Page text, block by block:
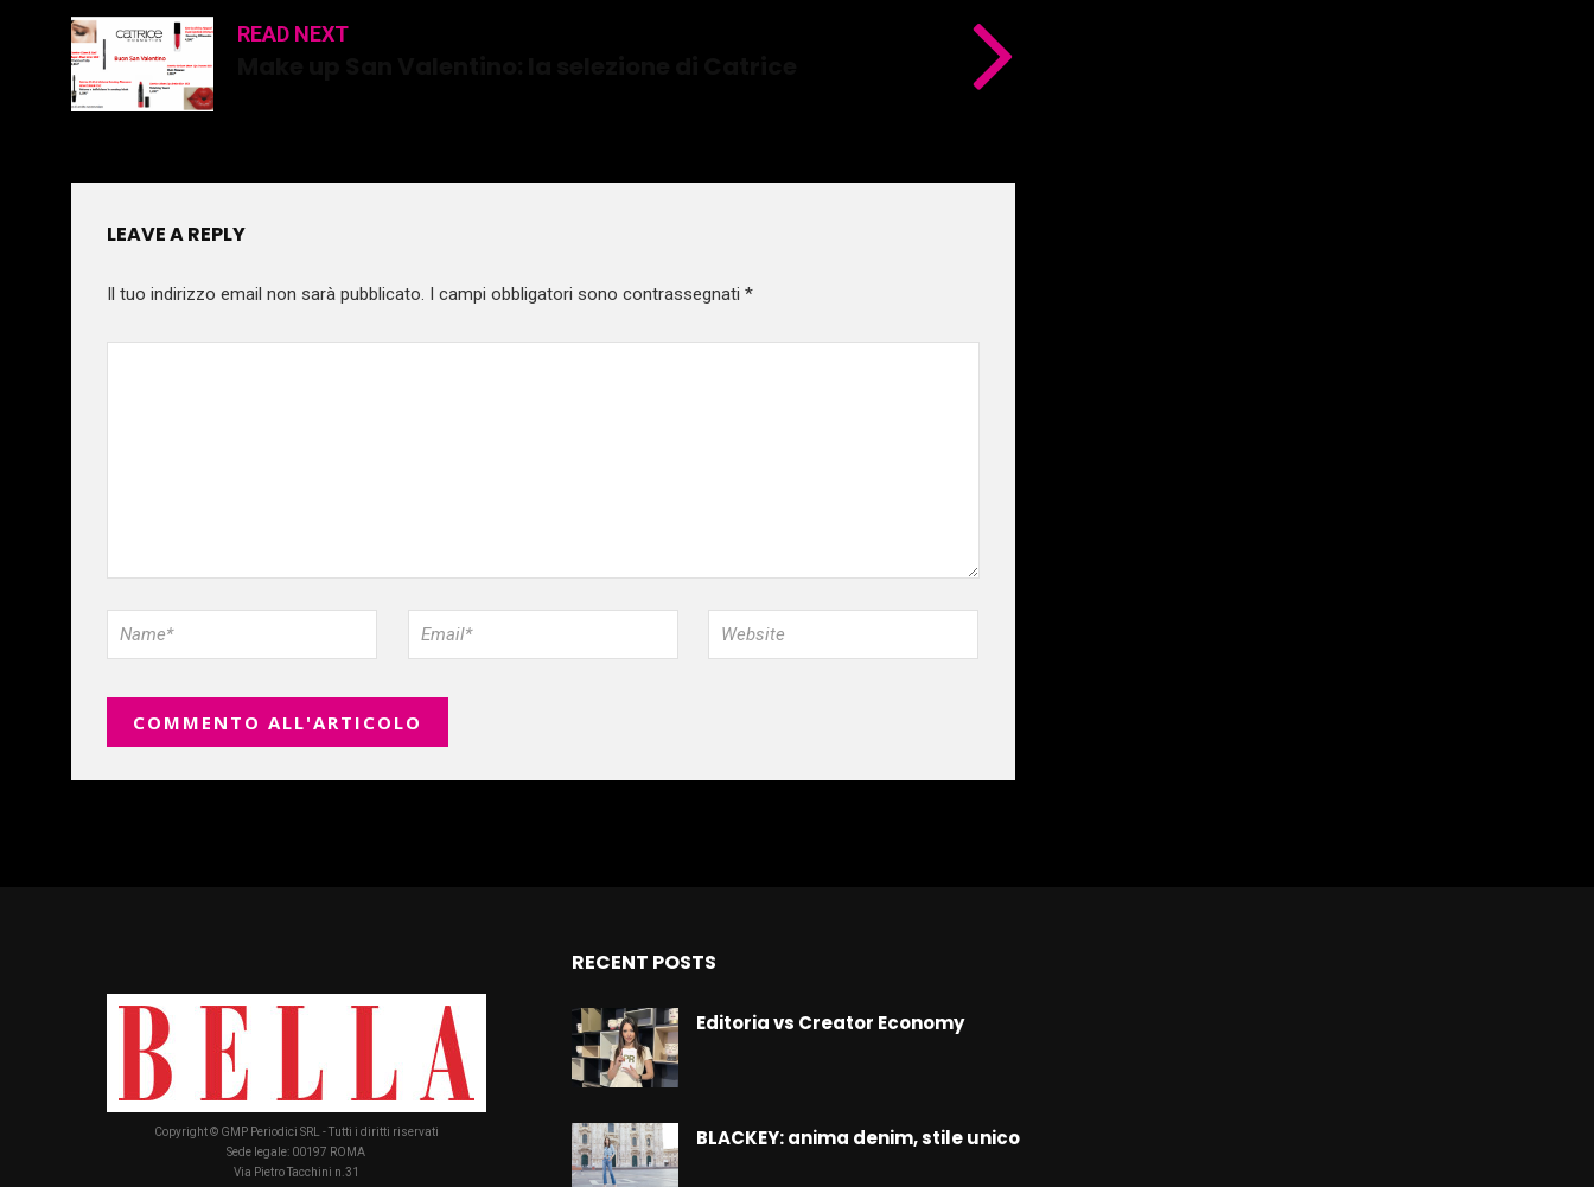
READ NEXT
LEAVE A REPLY
Il tuo indirizzo email non sarà pubblicato. I campi obbligatori sono contrassegnati *
Copyright © GMP Periodici SRL - Tutti i diritti riservati
Sede legale: 00197 ROMA
Via Pietro Tacchini n.31
RECENT POSTS
Editoria vs Creator Economy
BLACKEY: anima denim, stile unico